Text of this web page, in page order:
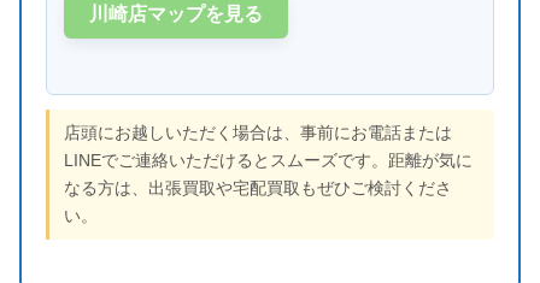
川崎店マップを見る
店頭にお越しいただく場合は、事前にお電話または
LINEでご連絡いただけるとスムーズです。距離が気に
なる方は、出張買取や宅配買取もぜひご検討くださ
い。